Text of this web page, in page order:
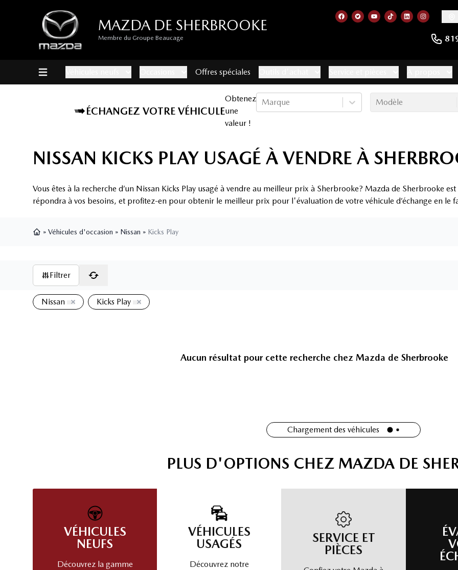
MAZDA DE SHERBROOKE
Membre du Groupe Beaucage
Lien vers notre page facebook
Lien vers notre compte
Lien vers notre chaîne
Lien vers notre
Lien versLien vers
Offres spéciales
ÉCHANGEZ VOTRE VÉHICULE
Obtenez
une
valeur !
Marque Modèle
NISSAN KICKS PLAY USAGÉ À VENDRE À
Vous êtes à la recherche d’un Nissan Kicks Play usagé à vendre au meilleur prix à Sherbrooke? Mazda de Sherbrooke
répondra à vos besoins, et profitez-en pour obtenir le meilleur prix pour l'évaluation de votre véhicule d’échange en le
» Véhicules d'occasion » Nissan » Kicks Play
Filtrer
Nissan Kicks Play
Aucun résultat pour cette recherche chez Mazda de Sherbrooke
Chargement des véhicules
PLUS D'OPTIONS CHEZ MAZDA DE
VÉHICULES
NEUFS
Découvrez la gamme
VÉHICULES
USAGÉS
Découvrez notre
SERVICE ET
PIÈCES